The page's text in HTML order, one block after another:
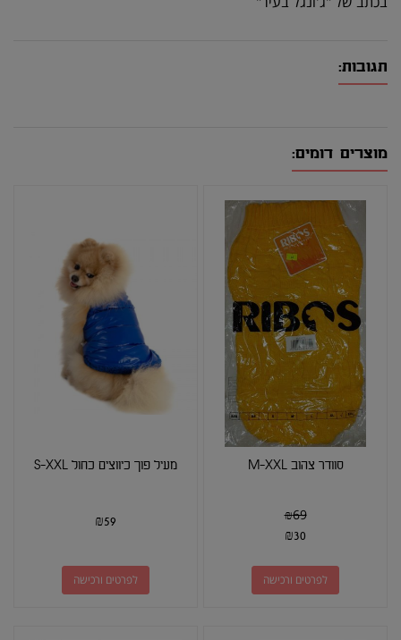
תגובות:
מוצרים דומים:
סוודר צהוב M-XXL
₪69
₪30
לפרטים ורכישה
מעיל פוך כיווצים כחול S-XXL
₪59
לפרטים ורכישה